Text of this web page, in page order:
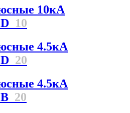
10кА
10
4.5кА
20
4.5кА
20